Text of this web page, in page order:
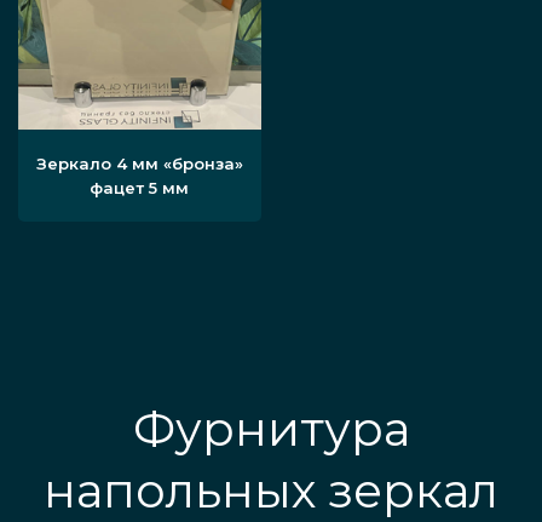
Зеркало 4 мм «бронза»
фацет 5 мм
Фурнитура
напольных зеркал